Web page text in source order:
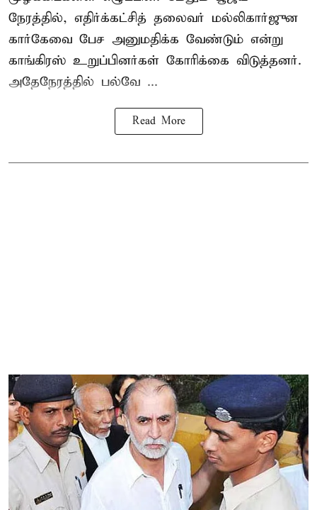
நேரத்தில், எதிர்க்கட்சித் தலைவர் மல்லிகார்ஜுன
கார்கேவை பேச அனுமதிக்க வேண்டும் என்று
காங்கிரஸ் உறுப்பினர்கள் கோரிக்கை விடுத்தனர்.
அதேநேரத்தில் பல்வே ...
Read More